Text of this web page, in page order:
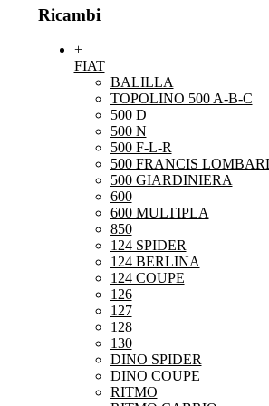
Ricambi
+
FIAT
BALILLA
TOPOLINO 500 A-B-C
500 D
500 N
500 F-L-R
500 FRANCIS
500 GIARDINIERA
600
600 MULTIPLA
850
124 SPIDER
124 BERLINA
124 COUPE
126
127
128
130
DINO SPIDER
DINO COUPE
RITMO